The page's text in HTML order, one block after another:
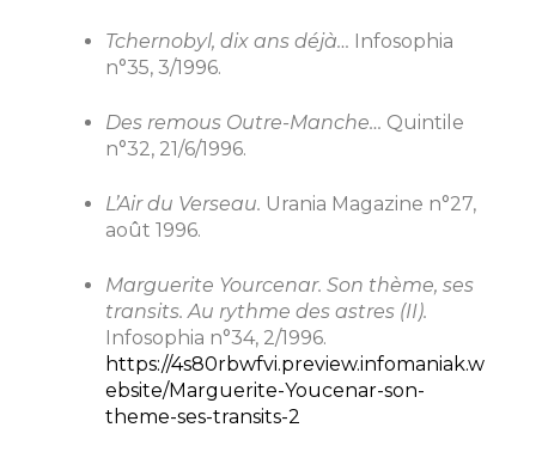
Tchernobyl, dix ans déjà… Infosophia
n°35, 3/1996.
Des remous Outre-Manche… Quintile
n°32, 21/6/1996.
L’Air du Verseau. Urania Magazine n°27,
août 1996.
Marguerite Yourcenar. Son thème, ses
transits. Au rythme des astres (II).
Infosophia n°34, 2/1996.
https://4s80rbwfvi.preview.infomaniak.w
ebsite/Marguerite-Youcenar-son-
theme-ses-transits-2